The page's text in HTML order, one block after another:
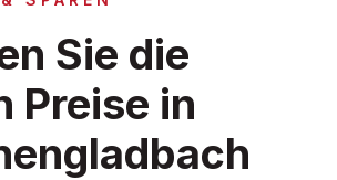
Sie die
Preise in